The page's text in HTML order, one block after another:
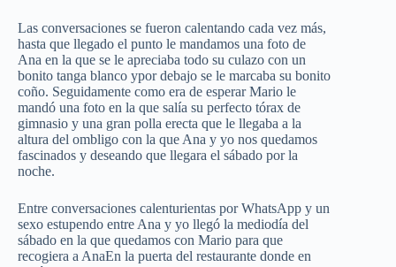
Las conversaciones se fueron calentando cada vez más,
hasta que llegado el punto le mandamos una foto de
Ana en la que se le apreciaba todo su culazo con un
bonito tanga blanco ypor debajo se le marcaba su bonito
coño. Seguidamente como era de esperar Mario le
mandó una foto en la que salía su perfecto tórax de
gimnasio y una gran polla erecta que le llegaba a la
altura del ombligo con la que Ana y yo nos quedamos
fascinados y deseando que llegara el sábado por la
noche.
Entre conversaciones calenturientas por WhatsApp y un
sexo estupendo entre Ana y yo llegó la mediodía del
sábado en la que quedamos con Mario para que
recogiera a AnaEn la puerta del restaurante donde en